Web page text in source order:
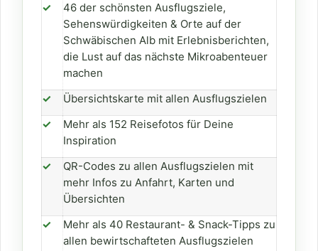
✓
46 der schönsten Ausflugsziele,
Sehenswürdigkeiten & Orte auf der
Schwäbischen Alb mit Erlebnisberichten,
die Lust auf das nächste Mikroabenteuer
machen
✓
Übersichtskarte mit allen Ausflugszielen
✓
Mehr als 152 Reisefotos für Deine
Inspiration
✓
QR-Codes zu allen Ausflugszielen mit
mehr Infos zu Anfahrt, Karten und
Übersichten
✓
Mehr als 40 Restaurant- & Snack-Tipps zu
allen bewirtschafteten Ausflugszielen